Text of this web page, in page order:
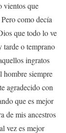
vientos que
como decía
que todo lo ve
tarde o temprano
ingratos
hombre siempre
agradecido con
que es mejor
de mis ancestros
vez es mejor